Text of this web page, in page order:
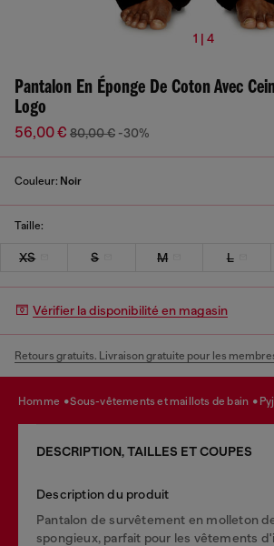
1 | 4
Pantalon En Éponge De Coton Avec
Logo
56,00 € 80,00 € -30%
Couleur: Noir
Taille:
XS S M L
Vérifier la disponibilité en magasin
Retours gratuits. Livraison gratuite pour les
homme sous-vêtements et maillots de bain
DESCRIPTION, TAILLES ET COUPES
Description du produit
Pantalon de survêtement en molleton
spongieux, parfait pour les vêtements